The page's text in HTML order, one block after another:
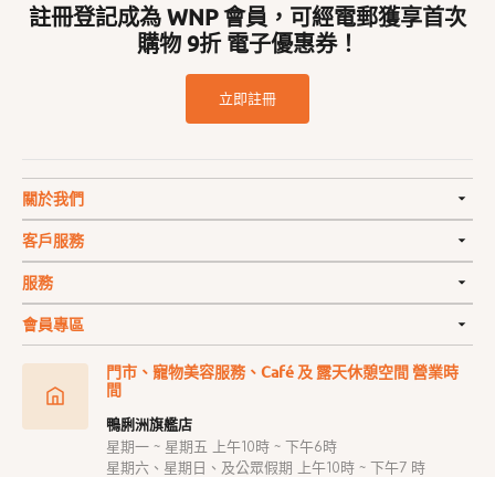
註冊登記成為 WNP 會員，可經電郵獲享首次
購物 9折 電子優惠券！
立即註冊
關於我們
客戶服務
服務
會員專區
門市、寵物美容服務、Café 及 露天休憩空間 營業時
間
鴨脷洲旗艦店
星期一 ~ 星期五 上午10時 ~ 下午6時
星期六、星期日、及公眾假期 上午10時 ~ 下午7 時